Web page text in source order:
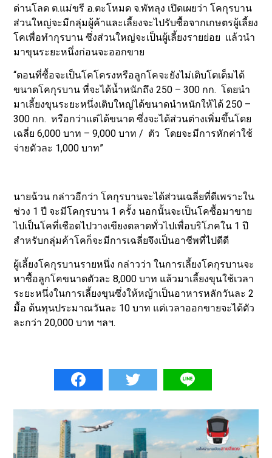
ด่านโลด ต.แม่ขรี อ.ตะโหมด จ.พัทลุง เปิดเผยว่า โคกุรบาน
ส่วนใหญ่จะมีกลุ่มผู้ค้าและเลี้ยงจะไปรับซื้อจากเกษตรผู้เลี้ยง
โคเพื่อทำกุรบาน ซึ่งส่วนใหญ่จะเป็นผู้เลี้ยงรายย่อย แล้วนำ
มาขุนระยะหนึ่งก่อนจะออกขาย
“ตอนที่ซื้อจะเป็นโคโครงหรือลูกโคจะยังไม่เติบโตเต็มได้
ขนาดโคกุรบาน ที่จะได้น้ำหนักถึง 250 – 300 กก. โดยนำ
มาเลี้ยงขุนระยะหนึ่งเติบใหญ่ได้ขนาดนำหนักให้ได้ 250 –
300 กก. หรือกว่าแต่ได้ขนาด ซึ่งจะได้ส่วนต่างเพิ่มขึ้นโดย
เฉลี่ย 6,000 บาท – 9,000 บาท / ตัว โดยจะมีการหักค่าใช้
จ่ายตัวละ 1,000 บาท”
นายฉ้วน กล่าวอีกว่า โคกุรบานจะได้ส่วนเฉลี่ยที่ดีเพราะใน
ช่วง 1 ปี จะมีโคกุรบาน 1 ครั้ง นอกนั้นจะเป็นโคซื้อมาขาย
ไปเป็นโคที่เชือดไปวางเขียงตลาดทั่วไปเพื่อบริโภคใน 1 ปี
สำหรับกลุ่มค้าโคก็จะมีการเฉลี่ยจึงเป็นอาชีพที่ไปดีดี
ผู้เลี้ยงโคกุรบานรายหนึ่ง กล่าวว่า ในการเลี้ยงโคกุรบานจะ
หาซื้อลูกโคขนาดตัวละ 8,000 บาท แล้วมาเลี้ยงขุนใช้เวลา
ระยะหนึ่งในการเลี้ยงขุนซึ่งให้หญ้าเป็นอาหารหลักวันละ 2
มื้อ ต้นทุนประมาณวันละ 10 บาท แต่เวลาออกขายจะได้ตัว
ละกว่า 20,000 บาท ฯลฯ.